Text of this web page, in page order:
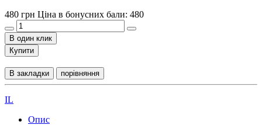
480 грн Ціна в бонусних бали: 480
В один клик
Купити
В закладки порівняння
IL
Опис